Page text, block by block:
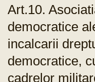
Art.10.
democratice
incalcarii
democratice,
cadrelor